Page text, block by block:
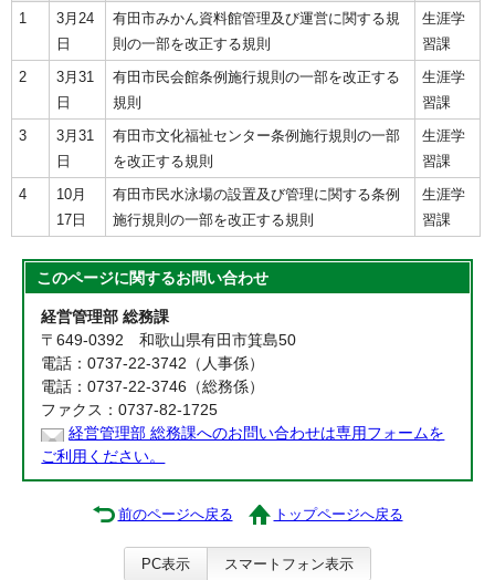
1
3月24
日
有田市みかん資料館管理及び運営に関する規
則の一部を改正する規則
生涯学
習課
2
3月31
日
有田市民会館条例施行規則の一部を改正する
規則
生涯学
習課
3
3月31
日
有田市文化福祉センター条例施行規則の一部
を改正する規則
生涯学
習課
4
10月
17日
有田市民水泳場の設置及び管理に関する条例
施行規則の一部を改正する規則
生涯学
習課
このページに関するお問い合わせ
経営管理部 総務課
〒649-0392 和歌山県有田市箕島50
電話：0737-22-3742（人事係）
電話：0737-22-3746（総務係）
ファクス：0737-82-1725
経営管理部 総務課へのお問い合わせは専用フォームを
ご利用ください。
前のページへ戻る トップページへ戻る
PC表示 スマートフォン表示